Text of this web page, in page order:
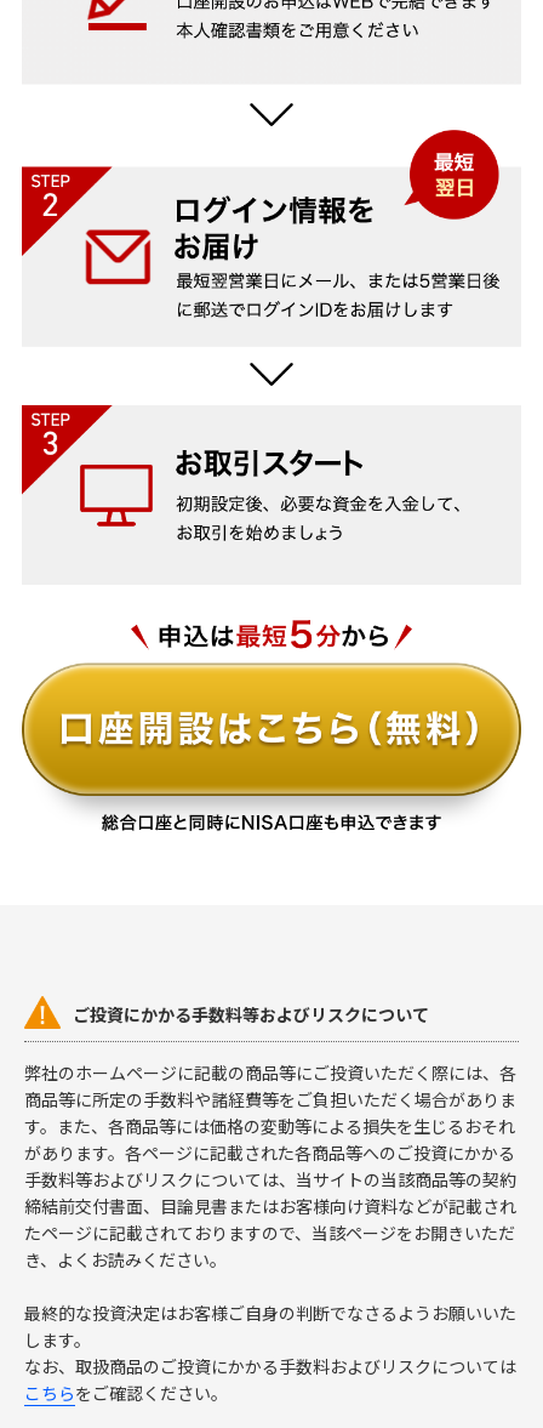
ご投資にかかる手数料等およびリスクについて
弊社のホームページに記載の商品等にご投資いただく際には、各
商品等に所定の手数料や諸経費等をご負担いただく場合がありま
す。また、各商品等には価格の変動等による損失を生じるおそれ
があります。各ページに記載された各商品等へのご投資にかかる
手数料等およびリスクについては、当サイトの当該商品等の契約
締結前交付書面、目論見書またはお客様向け資料などが記載され
たページに記載されておりますので、当該ページをお開きいただ
き、よくお読みください。
最終的な投資決定はお客様ご自身の判断でなさるようお願いいた
します。
なお、取扱商品のご投資にかかる手数料およびリスクについては
こちらをご確認ください。